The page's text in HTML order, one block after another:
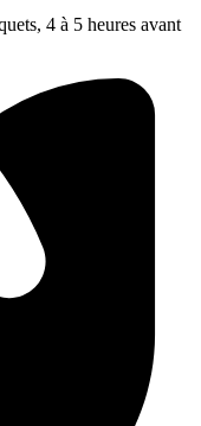
4 à 5 heures avant